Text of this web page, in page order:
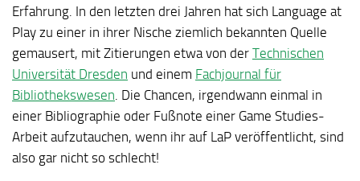
Erfahrung. In den letzten drei Jahren hat sich Language at
Play zu einer in ihrer Nische ziemlich bekannten Quelle
gemausert, mit Zitierungen etwa von der Technischen
Universität Dresden und einem Fachjournal für
Bibliothekswesen . Die Chancen, irgendwann einmal in
einer Bibliographie oder Fußnote einer Game Studies-
Arbeit aufzutauchen, wenn ihr auf LaP veröffentlicht, sind
also gar nicht so schlecht!